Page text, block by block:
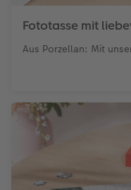
Fototasse mit
Aus Porzellan: Mit